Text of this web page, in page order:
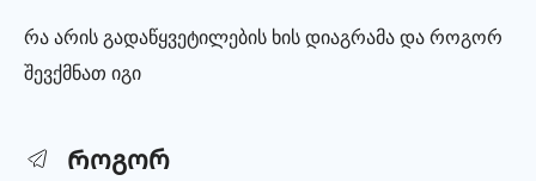
რა არის გადაწყვეტილების ხის დიაგრამა და როგორ
შევქმნათ იგი
Როგორ